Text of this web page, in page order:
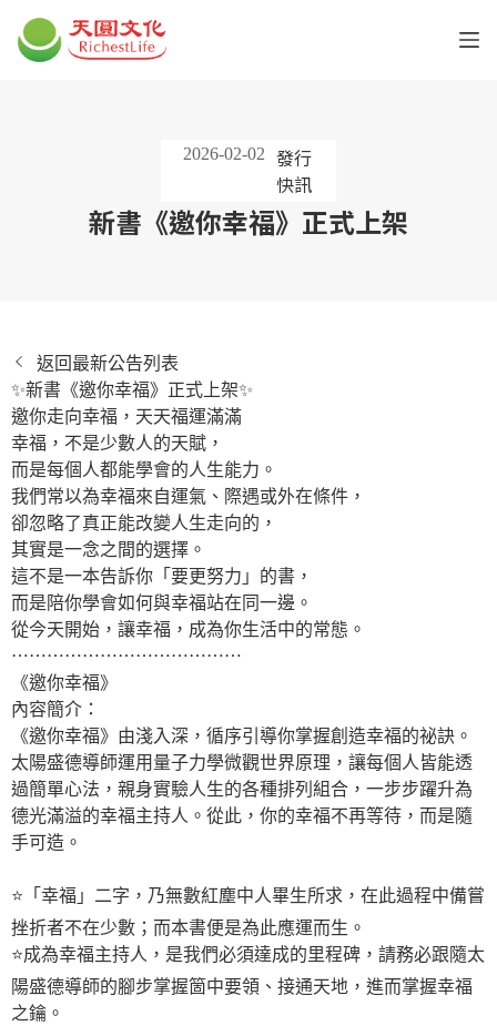
2026-02-02
發行
快訊
新書《邀你幸福》正式上架
返回最新公告列表
✨新書《邀你幸福》正式上架✨
邀你走向幸福，天天福運滿滿
幸福，不是少數人的天賦，
而是每個人都能學會的人生能力。
我們常以為幸福來自運氣、際遇或外在條件，
卻忽略了真正能改變人生走向的，
其實是一念之間的選擇。
這不是一本告訴你「要更努力」的書，
而是陪你學會如何與幸福站在同一邊。
從今天開始，讓幸福，成為你生活中的常態。
⋯⋯⋯⋯⋯⋯⋯⋯⋯⋯⋯⋯⋯
《邀你幸福》
內容簡介：
《邀你幸福》由淺入深，循序引導你掌握創造幸福的祕訣。
太陽盛德導師運用量子力學微觀世界原理，讓每個人皆能透
過簡單心法，親身實驗人生的各種排列組合，一步步躍升為
德光滿溢的幸福主持人。從此，你的幸福不再等待，而是隨
手可造。
⭐️「幸福」二字，乃無數紅塵中人畢生所求，在此過程中備嘗
挫折者不在少數；而本書便是為此應運而生。
⭐️成為幸福主持人，是我們必須達成的里程碑，請務必跟隨太
陽盛德導師的腳步掌握箇中要領、接通天地，進而掌握幸福
之鑰。